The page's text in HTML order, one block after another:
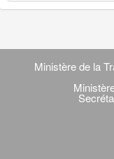
Navigation
transverse
Ministère de la